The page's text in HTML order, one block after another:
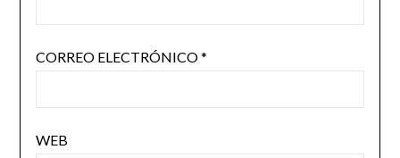
CORREO ELECTRÓNICO*
WEB